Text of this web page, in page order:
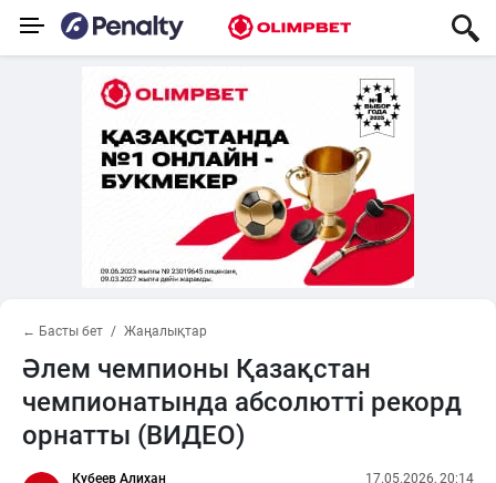
← Басты бет Жаңалықтар
Әлем чемпионы Қазақстан
чемпионатында абсолютті рекорд
орнатты (ВИДЕО)
Кубеев Алихан
17.05.2026, 20:14